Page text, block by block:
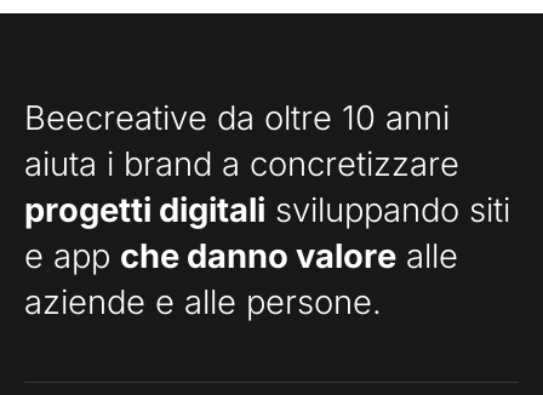
Beecreative da oltre 10 anni
aiuta i brand a concretizzare
progetti digitali sviluppando siti
e app che danno valore alle
aziende e alle persone.